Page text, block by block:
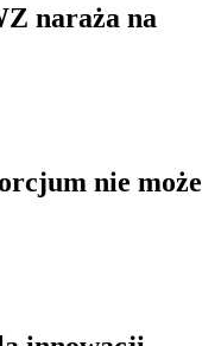
naraża na
nie może